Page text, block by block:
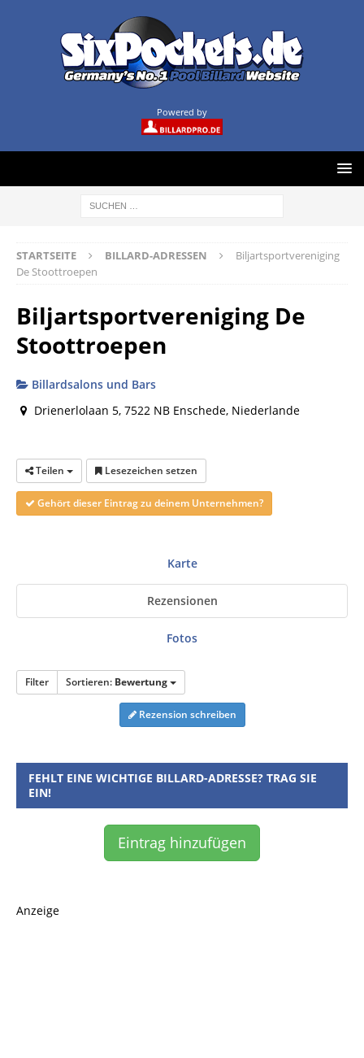
Powered by
STARTSEITE BILLARD-ADRESSEN
Biljartsportvereniging
De Stoottroepen
Biljartsportvereniging De
Stoottroepen
Billardsalons und Bars
Drienerlolaan 5, 7522 NB Enschede, Niederlande
Teilen Lesezeichen setzen
Gehört dieser Eintrag zu deinem Unternehmen?
Karte
Rezensionen
Fotos
Filter Sortieren: Bewertung
Rezension schreiben
FEHLT EINE WICHTIGE BILLARD-ADRESSE? TRAG SIE
EIN!
Eintrag hinzufügen
Anzeige